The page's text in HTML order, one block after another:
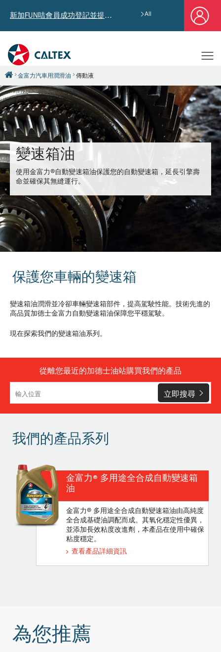
新加FUN咭會員成功登記並提供郵寄地址，即享獨家迎新汽油優惠券禮總值HK$4,640! All
金富力汽車用潤滑油 傳動液
變速箱油
使用金富力®自動變速箱油保護您的自動變速箱，延長引擎壽
命並確保其無縫運行。
保護您車輛的變速箱
變速箱油潤滑並冷卻車輛變速箱部件，提高駕駛性能。技術先進的
高品質加德士金富力自動變速箱油保障您平穩駕駛。
現在探索我們的變速箱油系列。
從離您最近的加德士油站購買我們的產品
立即搜尋
我們的產品系列
金富力® 多用途全合成自動變速箱
油
金富力® 多用途全合成自動變速箱油由高純度
全合成基礎油調配而成。其氧化穩定性優異，
並添加長效粘度改進劑，本產品在使用中確保
粘度穩定。
查看產品詳細資訊
為您推薦